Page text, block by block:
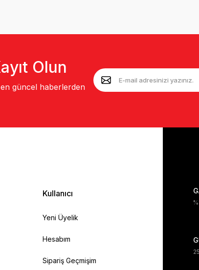
Olun
güncel haberlerden
Kullanıcı
Yeni Üyelik
Hesabım
Sipariş Geçmişim